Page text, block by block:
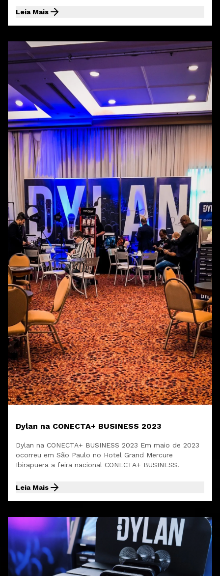
Leia Mais
Dylan na CONECTA+ BUSINESS 2023
Dylan na CONECTA+ BUSINESS 2023 Em maio de 2023
ocorreu em São Paulo no Hotel Grand Mercure
Ibirapuera a feira nacional CONECTA+ BUSINESS.
Leia Mais